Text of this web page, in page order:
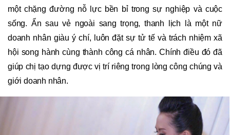
một chặng đường nỗ lực bền bỉ trong sự nghiệp và cuộc
sống. Ẩn sau vẻ ngoài sang trọng, thanh lịch là một nữ
doanh nhân giàu ý chí, luôn đặt sự tử tế và trách nhiệm xã
hội song hành cùng thành công cá nhân. Chính điều đó đã
giúp chị tạo dựng được vị trí riêng trong lòng công chúng và
giới doanh nhân.